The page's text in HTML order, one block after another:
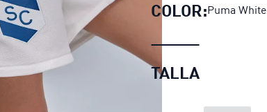
COLOR:Puma White
TALLA